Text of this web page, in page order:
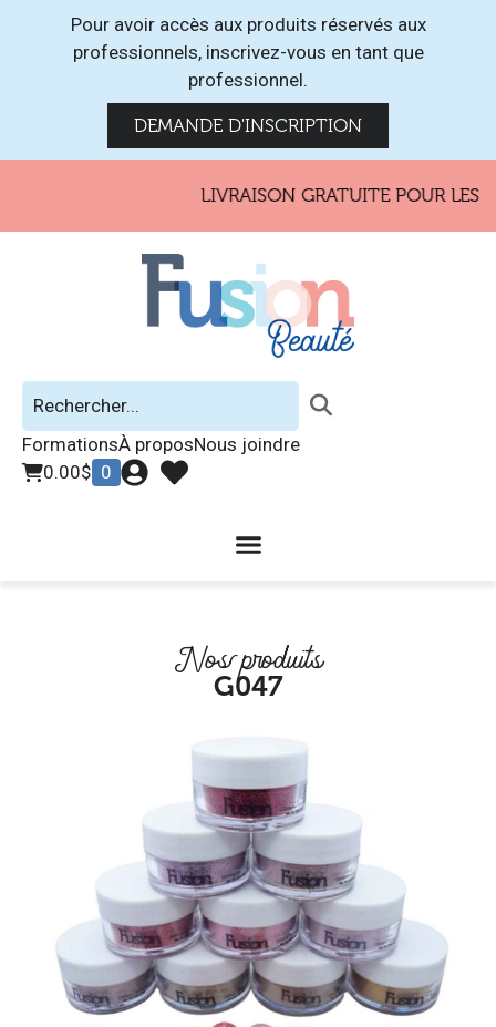
Pour avoir accès aux produits réservés aux
professionnels, inscrivez-vous en tant que
professionnel.
DEMANDE D'INSCRIPTION
LIVRAISON GRATUITE POUR LES
FormationsÀ proposNous joindre
0.00$ 0
Nos produits
G047